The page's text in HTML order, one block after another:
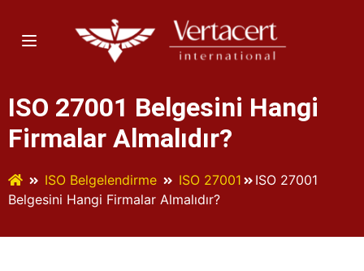
ISO 27001 Belgesini Hangi
Firmalar Almalıdır?
ISO Belgelendirme ISO 27001
ISO 27001
Belgesini Hangi Firmalar Almalıdır?